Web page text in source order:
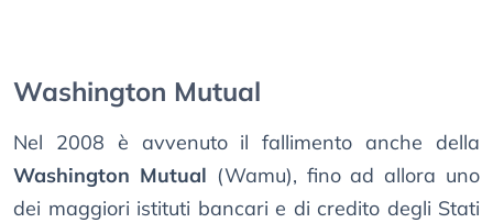
Washington Mutual
Nel 2008 è avvenuto il fallimento anche della
Washington Mutual (Wamu), fino ad allora uno
dei maggiori istituti bancari e di credito degli Stati